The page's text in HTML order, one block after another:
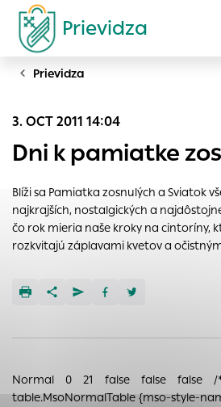
Prievidza
Vyhľadávanie
Prievidza
3. OCT 2011 14:04
Dni k pamiatke
Blíži sa Pamiatka zosnulých a Sviatok
najkrajších, nostalgických a
čo rok mieria naše kroky na cintoríny,
rozkvitajú záplavami kvetov a
Normal 0 21 false false false/
table.MsoNormalTable {mso-style-
Nastavenie cookies
ukladať informácie o vašej aktivite a
Používajú sa napríklad k tomu, aby
zapamätoval Vaše prihlásenie alebo
voľba v tomto okne.
Technické cookies
pomáhajú urobiť webové stránky
prístup k zabezpečeným oblastiam
týchto súborov cookie nemôže web